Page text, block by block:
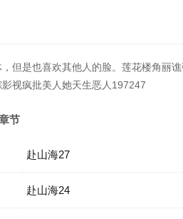
但是也喜欢其他人的脸。莲花楼角丽
视疯批美人她天生恶人197247
节
赴山海27
赴山海24